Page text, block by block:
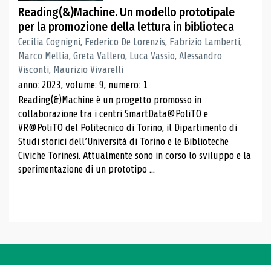
Reading(&)Machine. Un modello prototipale
per la promozione della lettura in biblioteca
Cecilia Cognigni, Federico De Lorenzis, Fabrizio Lamberti,
Marco Mellia, Greta Vallero, Luca Vassio, Alessandro
Visconti, Maurizio Vivarelli
anno: 2023, volume: 9, numero: 1
Reading(&)Machine è un progetto promosso in
collaborazione tra i centri SmartData@PoliTO e
VR@PoliTO del Politecnico di Torino, il Dipartimento di
Studi storici dell’Università di Torino e le Biblioteche
Civiche Torinesi. Attualmente sono in corso lo sviluppo e la
sperimentazione di un prototipo ...